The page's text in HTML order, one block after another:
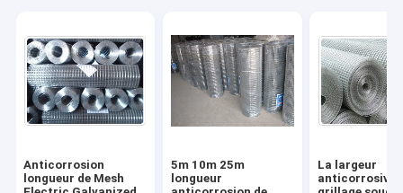
Anticorrosion
longueur de Mesh
5m 10m 25m
longueur
La largeur
anticorrosive